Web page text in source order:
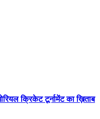
क्रिकेट टूर्नामेंट का ख़िताब